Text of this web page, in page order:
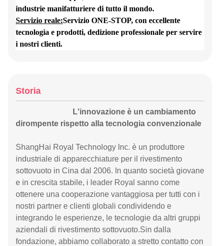
industrie manifatturiere di tutto il mondo.
Servizio reale:Servizio ONE-STOP, con eccellente
tecnologia e prodotti, dedizione professionale per servire
i nostri clienti.
Storia
L'innovazione è un cambiamento
dirompente rispetto alla tecnologia convenzionale
ShangHai Royal Technology Inc. è un produttore
industriale di apparecchiature per il rivestimento
sottovuoto in Cina dal 2006. In quanto società giovane
e in crescita stabile, i leader Royal sanno come
ottenere una cooperazione vantaggiosa per tutti con i
nostri partner e clienti globali condividendo e
integrando le esperienze, le tecnologie da altri gruppi
aziendali di rivestimento sottovuoto.Sin dalla
fondazione, abbiamo collaborato a stretto contatto con